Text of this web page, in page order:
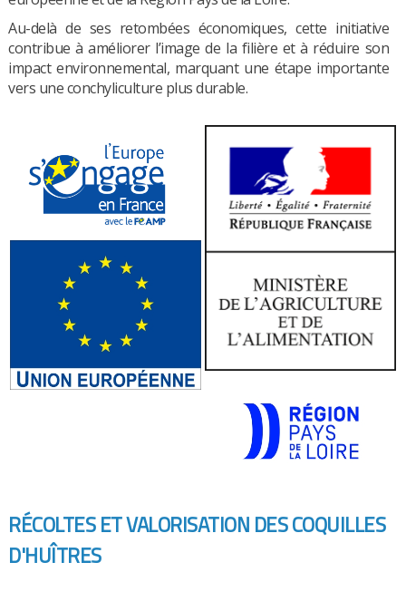
Au-delà de ses retombées économiques, cette initiative
contribue à améliorer l’image de la filière et à réduire son
impact environnemental, marquant une étape importante
vers une conchyliculture plus durable.
RÉCOLTES ET VALORISATION DES COQUILLES
D'HUÎTRES